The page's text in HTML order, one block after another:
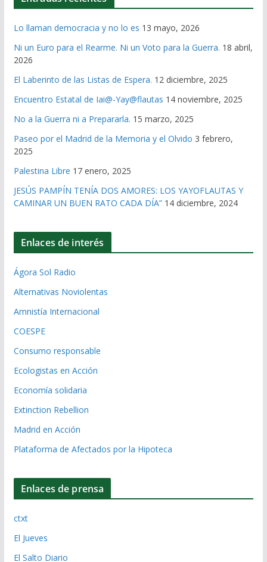
Lo llaman democracia y no lo es 13 mayo, 2026
Ni un Euro para el Rearme. Ni un Voto para la Guerra. 18 abril,
2026
El Laberinto de las Listas de Espera. 12 diciembre, 2025
Encuentro Estatal de Iai@-Yay@flautas 14 noviembre, 2025
No a la Guerra ni a Prepararla. 15 marzo, 2025
Paseo por el Madrid de la Memoria y el Olvido 3 febrero,
2025
Palestina Libre 17 enero, 2025
JESÚS PAMPÍN TENÍA DOS AMORES: LOS YAYOFLAUTAS Y
CAMINAR UN BUEN RATO CADA DÍA” 14 diciembre, 2024
Enlaces de interés
Ágora Sol Radio
Alternativas Noviolentas
Amnistía Internacional
COESPE
Consumo responsable
Ecologistas en Acción
Economía solidaria
Extinction Rebellion
Madrid en Acción
Plataforma de Afectados por la Hipoteca
Enlaces de prensa
ctxt
El Jueves
El Salto Diario